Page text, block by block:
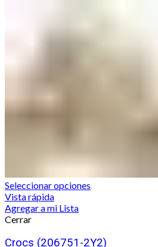
Seleccionar opciones
Vista rápida
Agregar a mi Lista
Cerrar
Crocs (206751-2Y2)